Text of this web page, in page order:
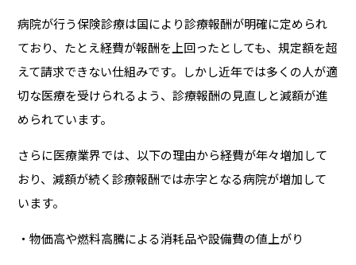
病院が行う保険診療は国により診療報酬が明確に定められ
ており、たとえ経費が報酬を上回ったとしても、規定額を超
えて請求できない仕組みです。しかし近年では多くの人が適
切な医療を受けられるよう、診療報酬の見直しと減額が進
められています。
さらに医療業界では、以下の理由から経費が年々増加して
おり、減額が続く診療報酬では赤字となる病院が増加して
います。
・物価高や燃料高騰による消耗品や設備費の値上がり